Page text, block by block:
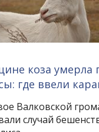
коза умерла
где ввели
Валковской
случай